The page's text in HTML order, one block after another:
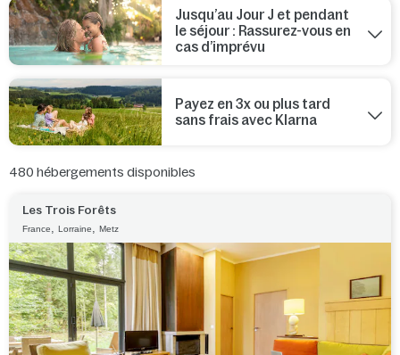
Jusqu’au Jour J et pendant
le séjour : Rassurez-vous en
cas d’imprévu
Payez en 3x ou plus tard
sans frais avec Klarna
480 hébergements disponibles
Les Trois Forêts
France, Lorraine, Metz